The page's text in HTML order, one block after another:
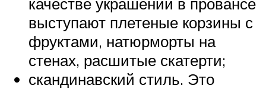
выступают плетеные корзины с
фруктами, натюрморты на
стенах, расшитые скатерти;
скандинавский стиль. Это